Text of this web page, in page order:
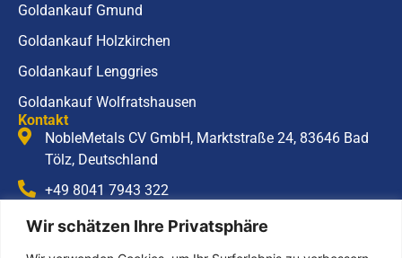
Wir schätzen Ihre Privatsphäre
Goldankauf Gmund
Goldankauf Holzkirchen
Goldankauf Lenggries
Goldankauf Wolfratshausen
Kontakt
NobleMetals CV GmbH, Marktstraße 24, 83646 Bad
Tölz, Deutschland
+49 8041 7943 322
info@noblemetals.com
Öffnungszeiten